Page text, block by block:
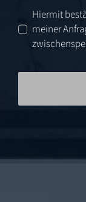
Hiermit
meiner